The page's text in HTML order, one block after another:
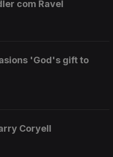
com Ravel
'God's gift to
Coryell